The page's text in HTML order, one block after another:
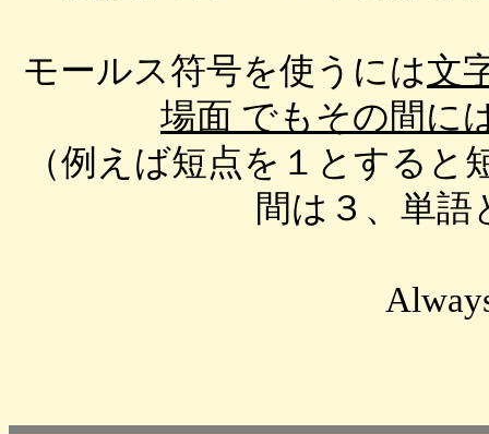
モールス符号を使うには文
場面 でもその間に
（例えば短点を１とする
間は３、単語